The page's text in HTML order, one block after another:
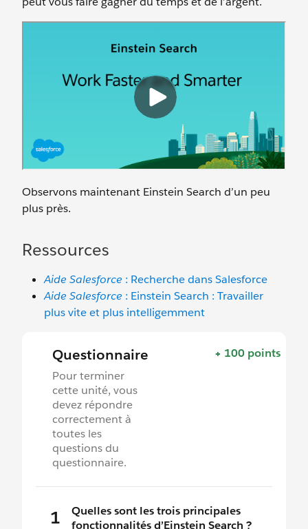
Observons maintenant Einstein Search d’un peu
plus près.
Ressources
Aide Salesforce : Recherche dans Salesforce
Aide Salesforce : Einstein Search : Travailler
plus vite et plus intelligemment